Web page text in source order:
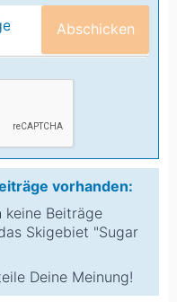
Abschicken
vorhanden:
keine Beiträge
Skigebiet "Sugar
Deine Meinung!